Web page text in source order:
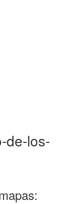
de-los-